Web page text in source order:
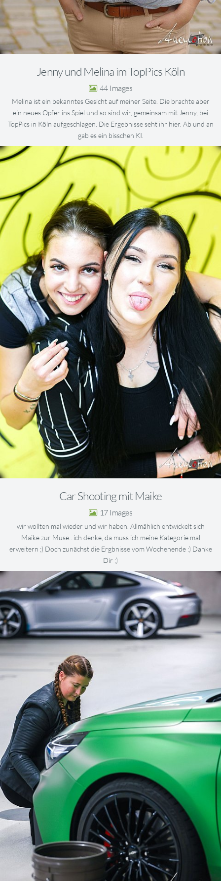
Jenny und Melina im TopPics Köln
44
Melina ist ein bekanntes Gesicht auf meiner Seite. Die brachte aber
ein neues Opfer ins Spiel und so sind wir, gemeinsam mit Jenny, bei
TopPics in Köln aufgeschlagen. Die Ergebnisse seht ihr hier. Ab und an
gab es ein bisschen KI.
Car Shooting mit Maike
17
wir wollten mal wieder und wir haben. Allmählich entwickelt sich
Maike zur Muse.. ich denke, da muss ich meine Kategorie mal
erweitern ;) Doch zunächst die Ergbnisse vom Wochenende :) Danke
Dir ;)